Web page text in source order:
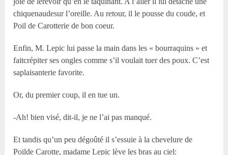
chiquenaudesur l’oreille. Au retour, il le pousse du coude, et
Poil de Carotterie de bon coeur.
Enfin, M. Lepic lui passe la main dans les « bourraquins » et
faitcrépiter ses ongles comme s’il voulait tuer des poux. C’est
saplaisanterie favorite.
Or, du premier coup, il en tue un.
-Ah! bien visé, dit-il, je ne l’ai pas manqué.
Et tandis qu’un peu dégoûté il s’essuie à la chevelure de
Poilde Carotte, madame Lepic lève les bras au ciel: